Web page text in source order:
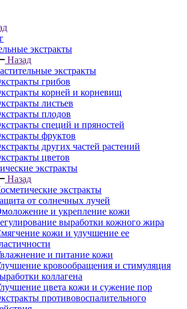
экстракты
Назад
экстракты
грибов
корней и корневищ
листьев
плодов
специй и пряностей
фруктов
других частей растений
цветов
экстракты
Назад
экстракты
от солнечных лучей
и укрепление кожи
выработки кожного жира
кожи и улучшение ее
и питание кожи
кровообращения и стимуляция
коллагена
цвета кожи и сужение пор
противовоспалительного